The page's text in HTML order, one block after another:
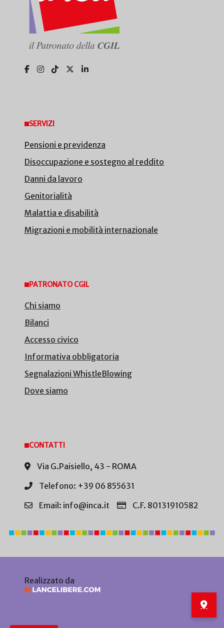
SERVIZI
Pensioni e previdenza
Disoccupazione e sostegno al reddito
Danni da lavoro
Genitorialità
Malattia e disabilità
Migrazioni e mobilità internazionale
PATRONATO CGIL
Chi siamo
Bilanci
Accesso civico
Informativa obbligatoria
Segnalazioni WhistleBlowing
Dove siamo
CONTATTI
Via G.Paisiello, 43 - ROMA
Telefono: +39 06 855631
Email: info@inca.it
C.F. 80131910582
Realizzato da